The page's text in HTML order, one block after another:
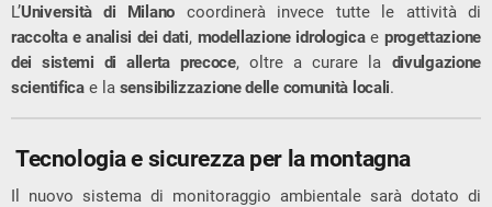
L’Università di Milano coordinerà invece tutte le attività di
raccolta e analisi dei dati, modellazione idrologicae progettazione
dei sistemi di allerta precoce, oltre a curare la divulgazione
scientificae la sensibilizzazione delle comunità locali.
Tecnologia e sicurezza per la montagna
Il nuovo sistema di monitoraggio ambientale sarà dotato di